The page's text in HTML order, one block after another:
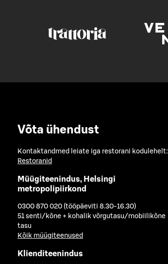
Võta ühendust
Kontaktandmed leiate iga restorani kodulehelt:
Restoranid
Müügiteenindus, Helsingi
metropolipiirkond
0300 870 020 (tööpäeviti 8.30-16.30)
51 senti/kõne + kohalik võrgutasu/mobiilikõne
tasu
Kõik müügiteenused
Klienditeenindus